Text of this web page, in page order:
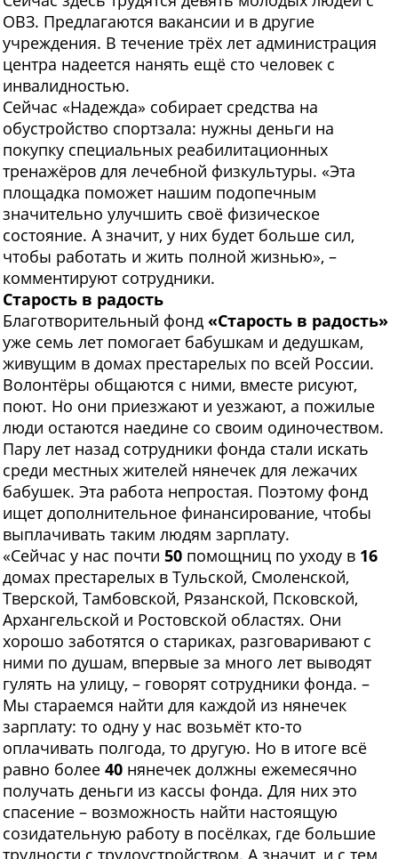
ОВЗ. Предлагаются вакансии и в другие
учреждения. В течение трёх лет администрация
центра надеется нанять ещё сто человек с
инвалидностью.
Сейчас «Надежда» собирает средства на
обустройство спортзала: нужны деньги на
покупку специальных реабилитационных
тренажёров для лечебной физкультуры. «Эта
площадка поможет нашим подопечным
значительно улучшить своё физическое
состояние. А значит, у них будет больше сил,
чтобы работать и жить полной жизнью», –
комментируют сотрудники.
Старость в радость
Благотворительный фонд «Старость в радость»
уже семь лет помогает бабушкам и дедушкам,
живущим в домах престарелых по всей России.
Волонтёры общаются с ними, вместе рисуют,
поют. Но они приезжают и уезжают, а пожилые
люди остаются наедине со своим одиночеством.
Пару лет назад сотрудники фонда стали искать
среди местных жителей нянечек для лежачих
бабушек. Эта работа непростая. Поэтому фонд
ищет дополнительное финансирование, чтобы
выплачивать таким людям зарплату.
«Сейчас у нас почти 50 помощниц по уходу в 16
домах престарелых в Тульской, Смоленской,
Тверской, Тамбовской, Рязанской, Псковской,
Архангельской и Ростовской областях. Они
хорошо заботятся о стариках, разговаривают с
ними по душам, впервые за много лет выводят
гулять на улицу, – говорят сотрудники фонда. –
Мы стараемся найти для каждой из нянечек
зарплату: то одну у нас возьмёт кто-то
оплачивать полгода, то другую. Но в итоге всё
равно более 40 нянечек должны ежемесячно
получать деньги из кассы фонда. Для них это
спасение – возможность найти настоящую
созидательную работу в посёлках, где большие
трудности с трудоустройством. А значит, и с тем,